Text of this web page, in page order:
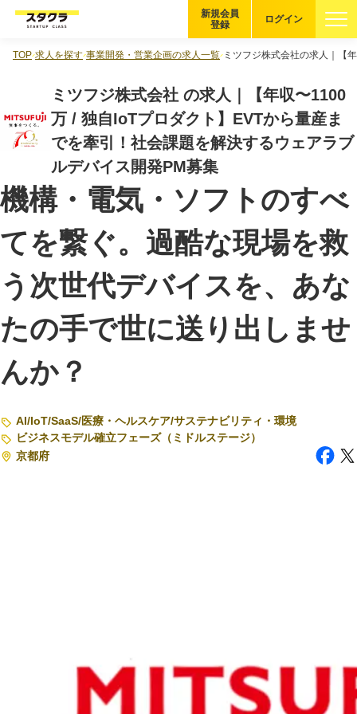
企業を探す
適性診断 無料・5分
スタクラが選ばれる理由
スタートアップ厳選の仕組み
紹介する企業について
登録者の転職・副業実績
イベント・セミナー
特集記事
法人向け資料ダウンロード
ログイン
新規会員
登録
TOP 求人を探す 事業開発・営業企画の求人一覧 ミツフジ株式会社の求人｜【
ミツフジ株式会社 の求人｜【年収〜1100
万 / 独自IoTプロダクト】EVTから量産ま
でを牽引！社会課題を解決するウェアラブ
ルデバイス開発PM募集
機構・電気・ソフトのすべ
てを繋ぐ。過酷な現場を救
う次世代デバイスを、あな
たの手で世に送り出しませ
んか？
AI/IoT/SaaS/医療・ヘルスケア/サステナビリティ・環境
ビジネスモデル確立フェーズ（ミドルステージ）
京都府